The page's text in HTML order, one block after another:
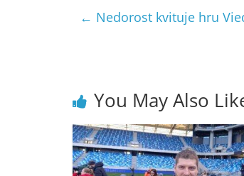
← Nedorost kvituje hru
You May Also